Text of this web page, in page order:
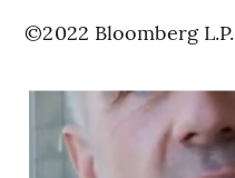
©2022 Bloomberg L.P.